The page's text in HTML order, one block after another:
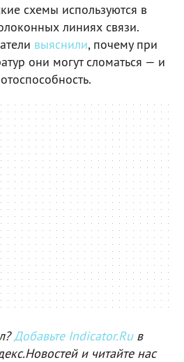
схемы используются в
линиях связи.
выяснили, почему при
они могут сломаться — и
Добавьте Indicator.Ruв
и читайте нас